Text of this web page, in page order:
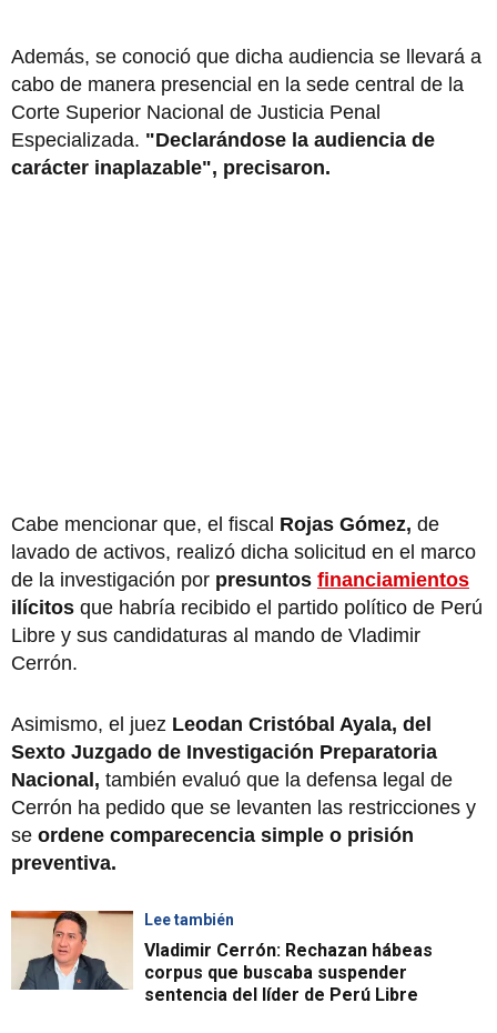
Además, se conoció que dicha audiencia se llevará a
cabo de manera presencial en la sede central de la
Corte Superior Nacional de Justicia Penal
Especializada. "Declarándose la audiencia de
carácter inaplazable", precisaron.
Cabe mencionar que, el fiscal Rojas Gómez, de
lavado de activos, realizó dicha solicitud en el marco
de la investigación por presuntos financiamientos
ilícitos que habría recibido el partido político de Perú
Libre y sus candidaturas al mando de Vladimir
Cerrón.
Asimismo, el juez Leodan Cristóbal Ayala, del
Sexto Juzgado de Investigación Preparatoria
Nacional, también evaluó que la defensa legal de
Cerrón ha pedido que se levanten las restricciones y
se ordene comparecencia simple o prisión
preventiva.
Lee también
Vladimir Cerrón: Rechazan hábeas
corpus que buscaba suspender
sentencia del líder de Perú Libre